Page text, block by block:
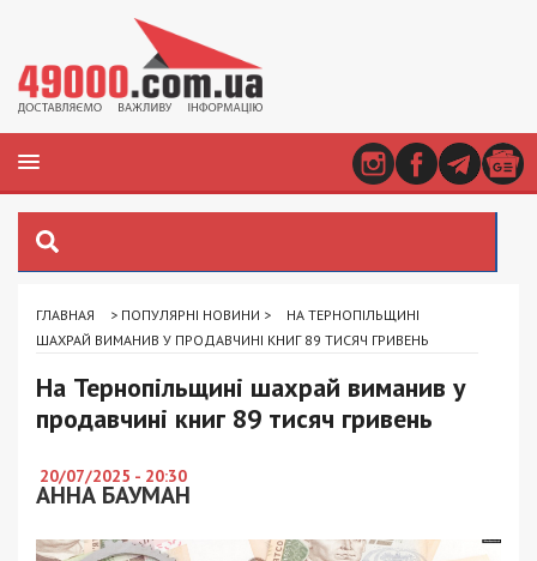
ГЛАВНАЯ > ПОПУЛЯРНІ НОВИНИ >
НА ТЕРНОПІЛЬЩИНІ
ШАХРАЙ ВИМАНИВ У ПРОДАВЧИНІ КНИГ 89 ТИСЯЧ ГРИВЕНЬ
На Тернопільщині шахрай виманив у
продавчині книг 89 тисяч гривень
20/07/2025 - 20:30
АННА БАУМАН